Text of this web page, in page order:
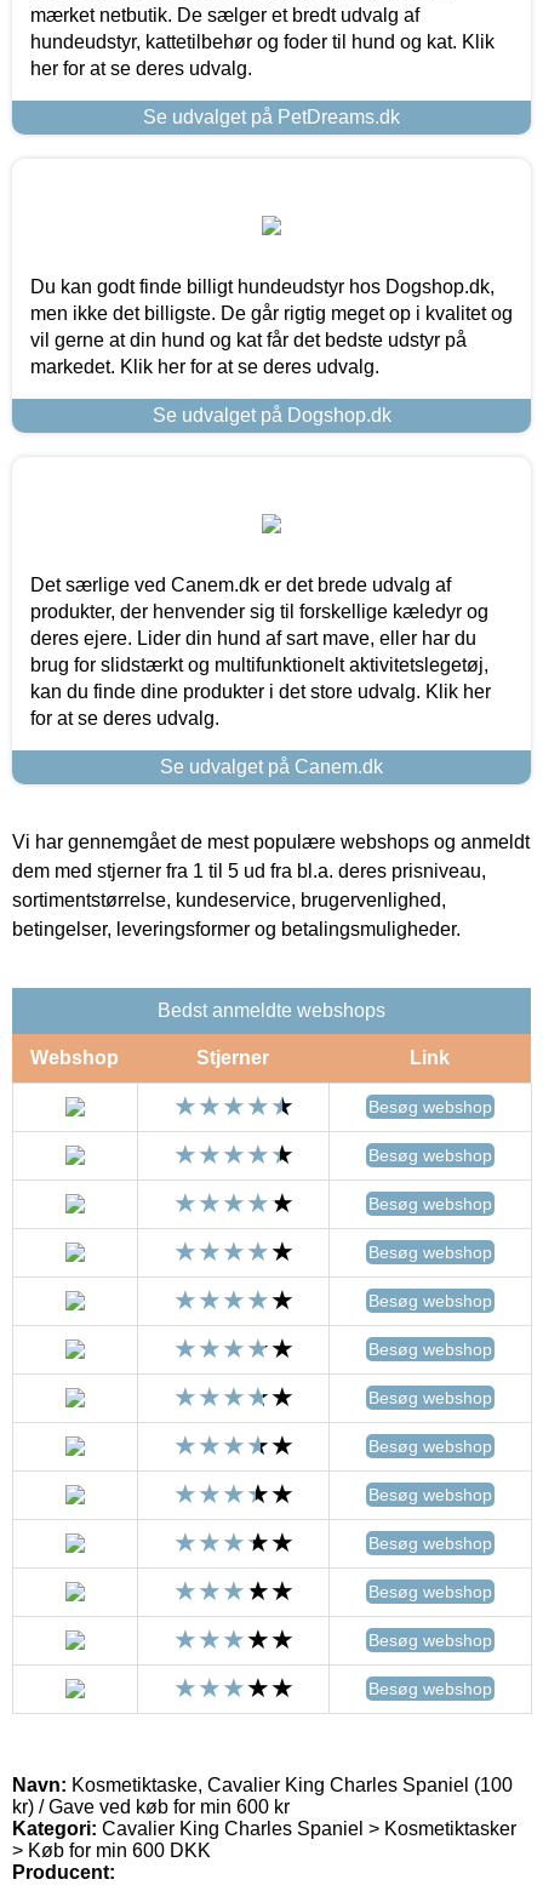
mærket netbutik. De sælger et bredt udvalg af
hundeudstyr, kattetilbehør og foder til hund og kat. Klik
her for at se deres udvalg.
Se udvalget på PetDreams.dk
Du kan godt finde billigt hundeudstyr hos Dogshop.dk,
men ikke det billigste. De går rigtig meget op i kvalitet og
vil gerne at din hund og kat får det bedste udstyr på
markedet. Klik her for at se deres udvalg.
Se udvalget på Dogshop.dk
Det særlige ved Canem.dk er det brede udvalg af
produkter, der henvender sig til forskellige kæledyr og
deres ejere. Lider din hund af sart mave, eller har du
brug for slidstærkt og multifunktionelt aktivitetslegetøj,
kan du finde dine produkter i det store udvalg. Klik her
for at se deres udvalg.
Se udvalget på Canem.dk
Vi har gennemgået de mest populære webshops og anmeldt
dem med stjerner fra 1 til 5 ud fra bl.a. deres prisniveau,
sortimentstørrelse, kundeservice, brugervenlighed,
betingelser, leveringsformer og betalingsmuligheder.
Bedst anmeldte webshops
Webshop Stjerner Link
Besøg webshop
Besøg webshop
Besøg webshop
Besøg webshop
Besøg webshop
Besøg webshop
Besøg webshop
Besøg webshop
Besøg webshop
Besøg webshop
Besøg webshop
Besøg webshop
Besøg webshop
Navn: Kosmetiktaske, Cavalier King Charles Spaniel (100
kr) / Gave ved køb for min 600 kr
Kategori: Cavalier King Charles Spaniel > Kosmetiktasker
> Køb for min 600 DKK
Producent: